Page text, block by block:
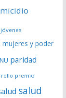
jóvenes
mujeres y poder
paridad
premio
salud